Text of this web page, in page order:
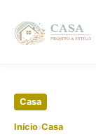
PularCasa
Início›Casa